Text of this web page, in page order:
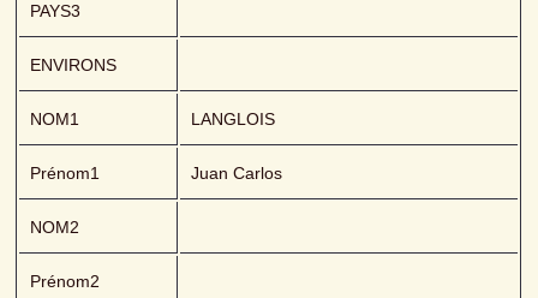
PAYS3
ENVIRONS
NOM1 LANGLOIS
Prénom1 Juan Carlos
NOM2
Prénom2